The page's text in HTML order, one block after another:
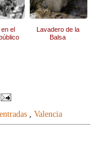
el
Lavadero de la
Balsa
Valencia